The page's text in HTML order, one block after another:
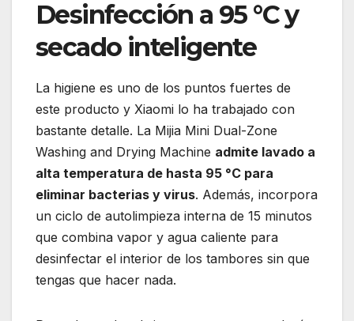
Desinfección a 95 °C y
secado inteligente
La higiene es uno de los puntos fuertes de
este producto y Xiaomi lo ha trabajado con
bastante detalle. La Mijia Mini Dual-Zone
Washing and Drying Machine admite lavado a
alta temperatura de hasta 95 °C para
eliminar bacterias y virus. Además, incorpora
un ciclo de autolimpieza interna de 15 minutos
que combina vapor y agua caliente para
desinfectar el interior de los tambores sin que
tengas que hacer nada.